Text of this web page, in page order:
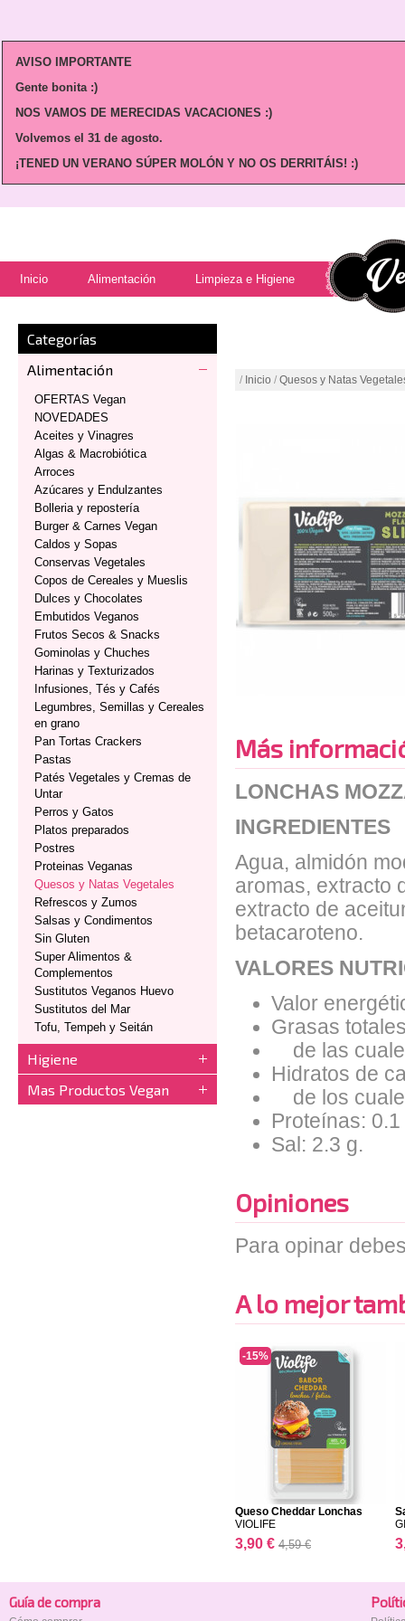
AVISO IMPORTANTE
Gente bonita :)
NOS VAMOS DE MERECIDAS VACACIONES :)
Volvemos el 31 de agosto.
¡TENED UN VERANO SÚPER MOLÓN Y NO OS DERRITÁIS! :)
Inicio Alimentación Limpieza e Higiene
Categorías
Alimentación
OFERTAS Vegan
NOVEDADES
Aceites y Vinagres
Algas & Macrobiótica
Arroces
Azúcares y Endulzantes
Bolleria y repostería
Burger & Carnes Vegan
Caldos y Sopas
Conservas Vegetales
Copos de Cereales y Mueslis
Dulces y Chocolates
Embutidos Veganos
Frutos Secos & Snacks
Gominolas y Chuches
Harinas y Texturizados
Infusiones, Tés y Cafés
Legumbres, Semillas y Cereales
en grano
Pan Tortas Crackers
Pastas
Patés Vegetales y Cremas de
Untar
Perros y Gatos
Platos preparados
Postres
Proteinas Veganas
Quesos y Natas Vegetales
Refrescos y Zumos
Salsas y Condimentos
Sin Gluten
Super Alimentos &
Complementos
Sustitutos Veganos Huevo
Sustitutos del Mar
Tofu, Tempeh y Seitán
Higiene
Mas Productos Vegan
/ Inicio / Quesos y Natas
Más
LONCHAS
INGREDIENTES
Agua, almidón
aromas, extracto
extracto de
betacaroteno.
VALORES
Valor
Grasas
de las
Hidratos de
de los
Proteínas: 0.1
Sal: 2.3 g.
Opiniones
Para opinar
A lo mejor
Queso Cheddar Lonchas
VIOLIFE
3,90 € 4,59 €
-15%
Guía de compra